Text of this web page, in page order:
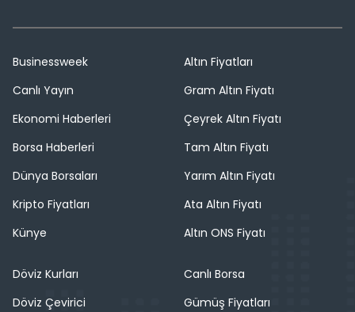
Businessweek
Canlı Yayın
Ekonomi Haberleri
Borsa Haberleri
Dünya Borsaları
Kripto Fiyatları
Künye
Altın Fiyatları
Gram Altın Fiyatı
Çeyrek Altın Fiyatı
Tam Altın Fiyatı
Yarım Altın Fiyatı
Ata Altın Fiyatı
Altın ONS Fiyatı
Döviz Kurları
Döviz Çevirici
Canlı Borsa
Gümüş Fiyatları